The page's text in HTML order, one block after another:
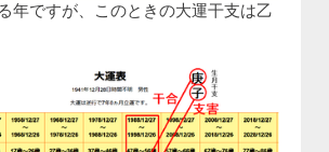
年ですが、このときの大運干支は乙